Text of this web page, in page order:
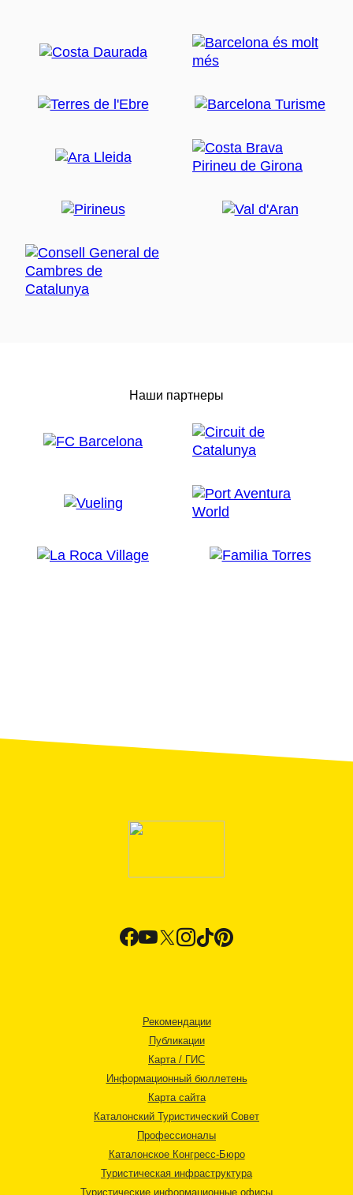
Наши партнеры
Рекомендации
Публикации
Карта / ГИС
Информационный бюллетень
Карта сайта
Каталонский Туристический Совет
Профессионалы
Каталонское Конгресс-Бюро
Туристическая инфраструктура
Туристические информационные офисы